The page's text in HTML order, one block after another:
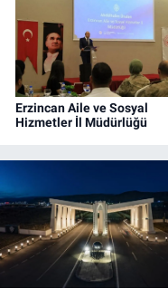
Erzincan Aile ve Sosyal
Hizmetler İl Müdürlüğü